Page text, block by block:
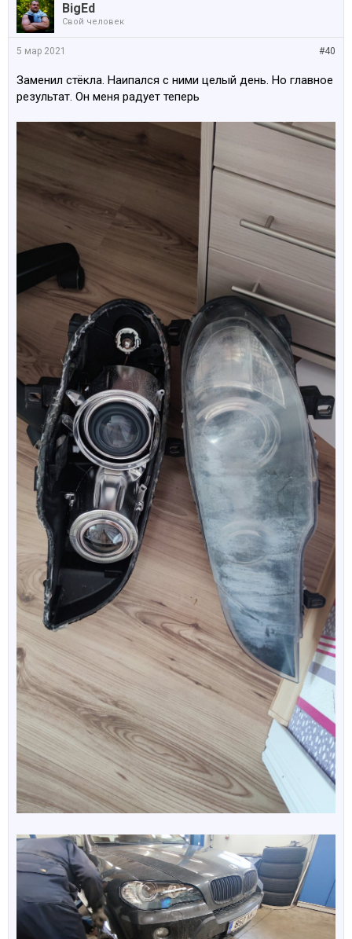
BigEd
Свой человек
#40
5 мар 2021
Заменил стёкла. Наипался с ними целый день. Но главное
результат. Он меня радует теперь